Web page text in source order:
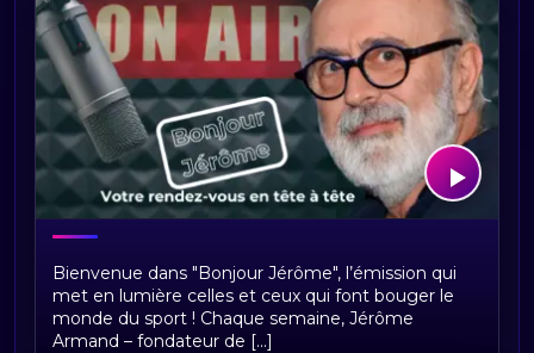
Bonjour Jerome
Bienvenue dans "Bonjour Jérôme", l’émission qui
met en lumière celles et ceux qui font bouger le
monde du sport ! Chaque semaine, Jérôme
Armand – fondateur de [...]